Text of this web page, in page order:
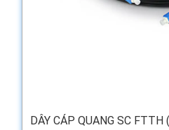
DÂY CÁP QUANG SC FTTH